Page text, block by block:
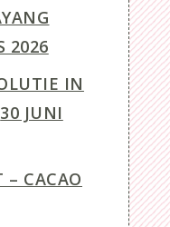
2026
IN
30 JUNI
– CACAO